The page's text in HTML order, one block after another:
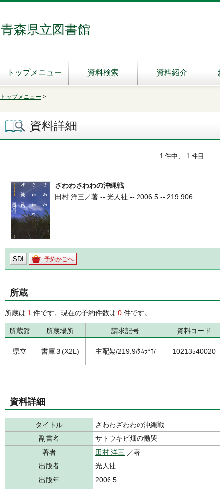
青森県立図書館
トップメニュー 資料検索 資料紹介
トップメニュー >
資料詳細
1 件中、 1 件目
ざわわざわわの沖縄戦
田村 洋三／著 -- 光人社 -- 2006.5 -- 219.906
SDI 予約かごへ
所蔵
所蔵は 1 件です。現在の予約件数は 0 件です。
所蔵館 所蔵場所 請求記号 資料コード
県立 書庫３(X2L) 主配架/219.9/ﾀﾑﾗ*ﾖ/ 10213540020
資料詳細
タイトル
ざわわざわわの沖縄戦
副書名
サトウキビ畑の慟哭
著者
田村 洋三 ／著
出版者
光人社
出版年
2006.5